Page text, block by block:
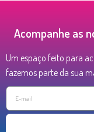
Acompanhe as
Um espaço feito para
fazemos parte da sua